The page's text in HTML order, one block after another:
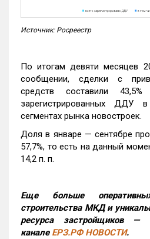
Источник: Росреестр
По итогам девяти месяцев
сообщении, сделки с
средств составили
зарегистрированных
сегментах рынка новостроек.
Доля в январе — сентябре
57,7%, то есть на данный
14,2 п. п.
Еще больше
строительства МКД и
ресурса застройщиков
канале ЕРЗ.РФ НОВОСТИ.